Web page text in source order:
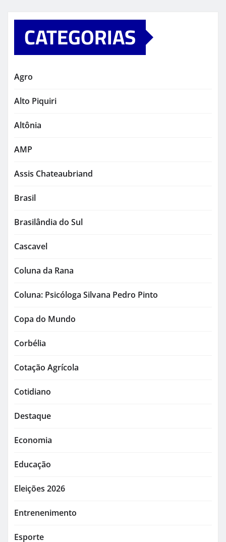
CATEGORIAS
Agro
Alto Piquiri
Altônia
AMP
Assis Chateaubriand
Brasil
Brasilândia do Sul
Cascavel
Coluna da Rana
Coluna: Psicóloga Silvana Pedro Pinto
Copa do Mundo
Corbélia
Cotação Agrícola
Cotidiano
Destaque
Economia
Educação
Eleições 2026
Entrenenimento
Esporte